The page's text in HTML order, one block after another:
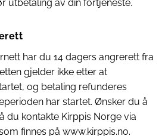
utbetaling av din fortjeneste.
har du 14 dagers angrerett fra
gjelder ikke etter at
og betaling refunderes
har startet. Ønsker du å
du kontakte Kirppis Norge via
finnes på www.kirppis.no.